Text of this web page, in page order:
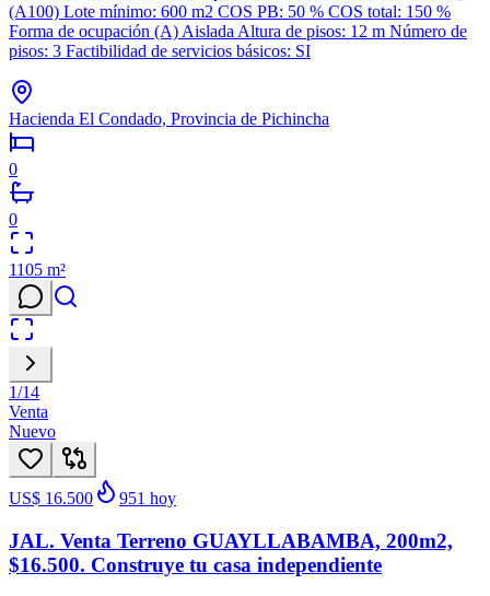
(A100) Lote mínimo: 600 m2 COS PB: 50 % COS total: 150 %
Forma de ocupación (A) Aislada Altura de pisos: 12 m Número de
pisos: 3 Factibilidad de servicios básicos: SI
Hacienda El Condado, Provincia de Pichincha
0
0
1105 m²
1/14
Venta
Nuevo
US$ 16.500 951 hoy
JAL. Venta Terreno GUAYLLABAMBA, 200m2,
$16.500. Construye tu casa independiente